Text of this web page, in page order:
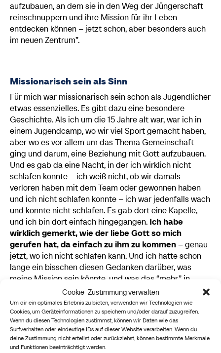
Cookie-Zustimmung verwalten
Um dir ein optimales Erlebnis zu bieten, verwenden wir Technologien wie
Cookies, um Geräteinformationen zu speichern und/oder darauf zuzugreifen.
Wenn du diesen Technologien zustimmst, können wir Daten wie das
Surfverhalten oder eindeutige IDs auf dieser Website verarbeiten. Wenn du
deine Zustimmung nicht erteilst oder zurückziehst, können bestimmte Merkmale
und Funktionen beeinträchtigt werden.
aufzubauen, an dem sie in den Weg der Jüngerschaft
reinschnuppern und ihre Mission für ihr Leben
entdecken können – jetzt schon, aber besonders auch
im neuen Zentrum”.
Missionarisch sein als Sinn
Für mich war missionarisch sein schon als Jugendlicher
etwas essenzielles. Es gibt dazu eine besondere
Geschichte.Als ich um die 15 Jahre alt war, war ich in
einem Jugendcamp, wo wir viel Sport gemacht haben,
aber wo es vor allem um das Thema Gemeinschaft
ging und darum, eine Beziehung mit Gott aufzubauen.
Und es gab da eine Nacht, in der ich wirklich nicht
schlafen konnte – ich weiß nicht, ob wir damals
verloren haben mit dem Team oder gewonnen haben
und ich nicht schlafen konnte – ich war jedenfalls wach
und konnte nicht schlafen. Es gab dort eine Kapelle,
und ich bin dort einfach hingegangen. Ich habe
wirklich gemerkt, wie der liebe Gott so mich
gerufen hat, da einfach zu ihm zu kommen– genau
jetzt, wo ich nicht schlafen kann. Und ich hatte schon
lange ein bisschen diesen Gedanken darüber, was
meine Mission sein könnte, und was das “mehr” in
meinem Leben ausmachen könnte – ich hatte Fragen,
die wirklich tief in den Sinn gehen.Als ich in die
Kapelle kam, habe ich mich ein bisschen so wie der
Samuel in der Bibel gefühlt– in dieser bekannten
Geschichte, wo Samuel nicht schlafen kann und
aufgeweckt wird von Gottes Stimme. Samuel versucht